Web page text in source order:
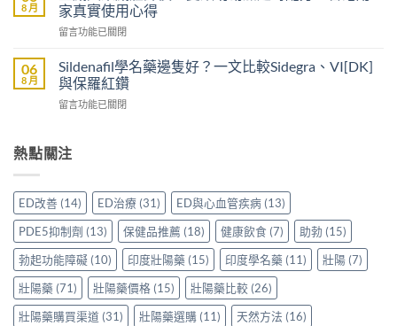
次
量、
用
時
間
意
事
一
次
看
清〉
中
要
注
意
麼？
香
用
享
渠
道、
價
錢
與
真
實
使
用
醫
生
紙
以
買
到
威
嗎？
男
士
購
買
前
必
讀
的
注
8 月
家真實使用心得
在
威
大
樂
威
價：
助
勃
加
延
時
配
方，
香
港
留言功能已關閉
06
8 月
Sildenafil學名藥邊隻好？一文比較Sidegra、VI[DK]
與保羅紅鑽
在
名
藥
隻
好？
一
文
比
較
Sidegra、
VI[DK]
與
留言功能已關閉
熱點關注
ED改善 (14) ED治療 (31) ED與心血管疾病 (13)
PDE5抑制劑 (13) 保健品推薦 (18) 健康飲食 (7) 助勃 (15)
勃起功能障礙 (10) 印度壯陽藥 (15) 印度學名藥 (11) 壯陽 (7)
壯陽藥 (71) 壯陽藥價格 (15) 壯陽藥比較 (26)
壯陽藥購買渠道 (31) 壯陽藥選購 (11) 天然方法 (16)